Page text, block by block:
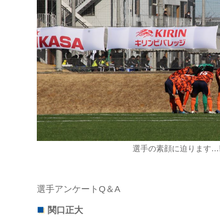
選手の素顔に迫ります
選手アンケートQ＆A
関口正大